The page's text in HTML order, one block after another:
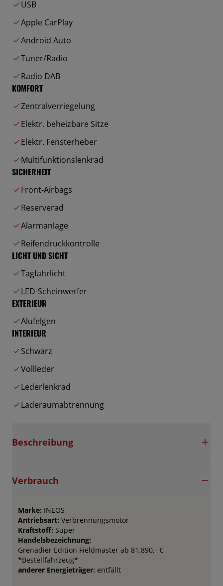
USB
Apple CarPlay
Android Auto
Tuner/Radio
Radio DAB
KOMFORT
Zentralverriegelung
Elektr. beheizbare Sitze
Elektr. Fensterheber
Multifunktionslenkrad
SICHERHEIT
Front-Airbags
Reserverad
Alarmanlage
Reifendruckkontrolle
LICHT UND SICHT
Tagfahrlicht
LED-Scheinwerfer
EXTERIEUR
Alufelgen
INTERIEUR
Schwarz
Vollleder
Lederlenkrad
Laderaumabtrennung
Beschreibung
Verbrauch
Marke: INEOS
Antriebsart: Verbrennungsmotor
Kraftstoff: Super
Handelsbezeichnung:
Grenadier Edition Fieldmaster ab 81.890,- €
*Bestellfahrzeug*
anderer Energieträger: entfällt